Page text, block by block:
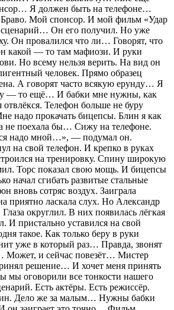
Я должен быть на телефоне…
Мой спонсор. И мой фильм «Удар
Он его получил. Но уже
Он провалился что ли… Говорят, что
какой — то там мафиози. И руки
Но всему нельзя верить. На вид он
человек. Прямо образец
А говорят часто всякую ерунду… Я
— то ещё… И бабки мне нужны, как
Телефон больше не буру
надо прокачать бицепсы. Блин я как
поехала бы… Сижу на телефоне.
надо мной…», — подумал он.
на свой телефон. И крепко в руках
на тренировку. Спину широкую
Торс показал свою мощь. И бицепсы
начал сгибать развитые стальные
вновь сотряс воздух. Заиграла
приятно ласкала слух. Но Александр
округлил. В них появилась лёгкая
И пристально уставился на свой
такое. Как только беру в руки
уже в который раз… Правда, звонят
и сейчас повезёт… Мистер
решение… И хочет меня принять
мы оговорили все тонкости нашего
Есть актёры. Есть режиссёр.
Дело же за малым… Нужны бабки